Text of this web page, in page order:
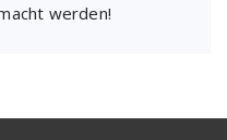
werden!